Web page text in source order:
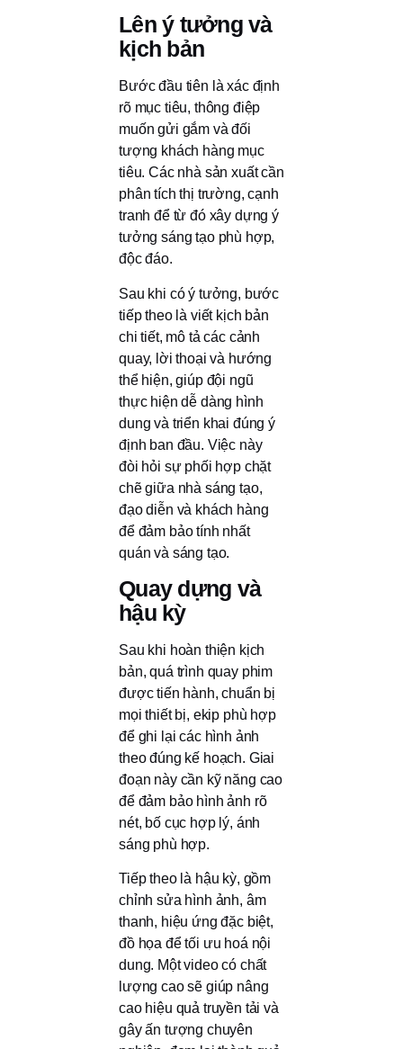
Lên ý tưởng và
kịch bản
Bước đầu tiên là xác định
rõ mục tiêu, thông điệp
muốn gửi gắm và đối
tượng khách hàng mục
tiêu. Các nhà sản xuất cần
phân tích thị trường, cạnh
tranh để từ đó xây dựng ý
tưởng sáng tạo phù hợp,
độc đáo.
Sau khi có ý tưởng, bước
tiếp theo là viết kịch bản
chi tiết, mô tả các cảnh
quay, lời thoại và hướng
thể hiện, giúp đội ngũ
thực hiện dễ dàng hình
dung và triển khai đúng ý
định ban đầu. Việc này
đòi hỏi sự phối hợp chặt
chẽ giữa nhà sáng tạo,
đạo diễn và khách hàng
để đảm bảo tính nhất
quán và sáng tạo.
Quay dựng và
hậu kỳ
Sau khi hoàn thiện kịch
bản, quá trình quay phim
được tiến hành, chuẩn bị
mọi thiết bị, ekip phù hợp
để ghi lại các hình ảnh
theo đúng kế hoạch. Giai
đoạn này cần kỹ năng cao
để đảm bảo hình ảnh rõ
nét, bố cục hợp lý, ánh
sáng phù hợp.
Tiếp theo là hậu kỳ, gồm
chỉnh sửa hình ảnh, âm
thanh, hiệu ứng đặc biệt,
đồ họa để tối ưu hoá nội
dung. Một video có chất
lượng cao sẽ giúp nâng
cao hiệu quả truyền tải và
gây ấn tượng chuyên